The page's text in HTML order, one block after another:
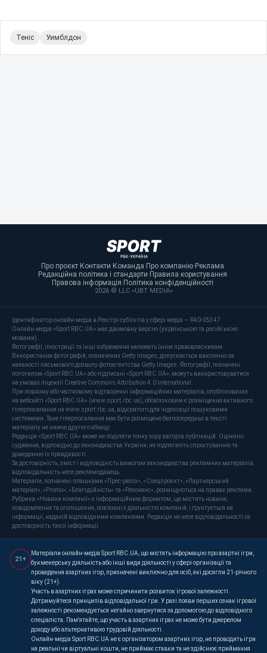
Теніс Уимблдон
Про проєкт·Контакти·Команда·Про компанію·Реклама·
Редакційна політика і стандарти·Правила користування·
Правова інформація·Політика конфіденційності·
2026 © LLC «UBT MEDIA»
Ідентифікатор онлайн-медіа в Реєстрі суб’єктів у сфері медіа — R40-05347
Онлайн-медіа «Sport RBC.UA» має двомовну версію (українською та російською
мовами).
Фотографії, ілюстрації та інші зображення належать їхнім правовласникам.
Використання фотографій, позначених Getty Images, допускається виключно за
наявності письмового дозволу фотоагентства Getty Images. Фотографії, позначені
логотипом «Sport RBC.UA» або підписані «Sport RBC.UA», можуть використовуватися
на умовах ліцензії Creative Commons Attribution 4.0 International.
При повному або частковому відтворенні інформаційних матеріалів, опублікованих
на вебсайті «Sport RBC.UA» (www.sport.rbc.ua), обов'язковим є розміщення активного
гіперпосилання на www.sport.rbc.ua, відкритого для індексації пошуковими
системами. Таке гіперпосилання має бути розміщене безпосередньо в тексті
матеріалу не нижче другого абзацу.
Редакція «Sport RBC.UA» може не поділяти точку зору авторів публікацій. Оціночні
судження, відповідно до законодавства України, не підлягають спростуванню та
доведенню їх правдивості.
За достовірність, зміст і відповідність вимогам законодавства рекламних матеріалів
відповідальність несе рекламодавець.
Матеріали, позначені плашками «Прес-реліз», «Спецпроєкт», «Партнерський
матеріал», «Promo», «Благодійність» та «Резонанс», розміщуються на правах реклами.
Рубрика «Новини компанії» є інформаційним форматом, що містить новини,
повідомлення та оголошення, пов'язані з діяльністю компаній, і ґрунтується на
інформації, наданій відповідними компаніями. Редакція не несе відповідальності за
достовірність такої інформації.
21+
Матеріали онлайн-медіа Sport RBC.UA, що містять інформацію про азартні ігри,
букмекерську діяльність або інші види діяльності у сфері організації та
проведення азартних ігор, призначені виключно для осіб, які досягли 21-річного
віку (21+).
Участь в азартних іграх може спричинити розвиток ігрової залежності.
Дотримуйтеся принципів відповідальної гри. У разі появи перших ознак ігрової
залежності рекомендується негайно звернутися за допомогою до відповідного
спеціаліста. Пам'ятайте, що участь в азартних іграх не може бути джерелом
доходу або альтернативою трудовій діяльності.
Онлайн-медіа Sport RBC.UA не є організатором азартних ігор, не проводить ігри
на реальні чи віртуальні кошти, не приймає ставки та не здійснює приймання